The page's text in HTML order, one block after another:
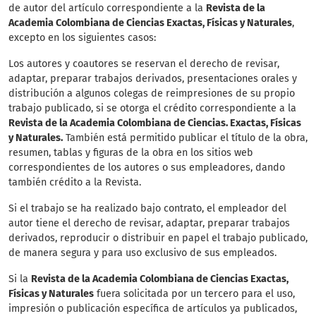
de autor del artículo correspondiente a la Revista de la
Academia Colombiana de Ciencias Exactas, Físicas y Naturales,
excepto en los siguientes casos:
Los autores y coautores se reservan el derecho de revisar,
adaptar, preparar trabajos derivados, presentaciones orales y
distribución a algunos colegas de reimpresiones de su propio
trabajo publicado, si se otorga el crédito correspondiente a la
Revista de la Academia Colombiana de Ciencias. Exactas, Físicas
y Naturales. También está permitido publicar el título de la obra,
resumen, tablas y figuras de la obra en los sitios web
correspondientes de los autores o sus empleadores, dando
también crédito a la Revista.
Si el trabajo se ha realizado bajo contrato, el empleador del
autor tiene el derecho de revisar, adaptar, preparar trabajos
derivados, reproducir o distribuir en papel el trabajo publicado,
de manera segura y para uso exclusivo de sus empleados.
Si la Revista de la Academia Colombiana de Ciencias Exactas,
Físicas y Naturales fuera solicitada por un tercero para el uso,
impresión o publicación específica de artículos ya publicados,